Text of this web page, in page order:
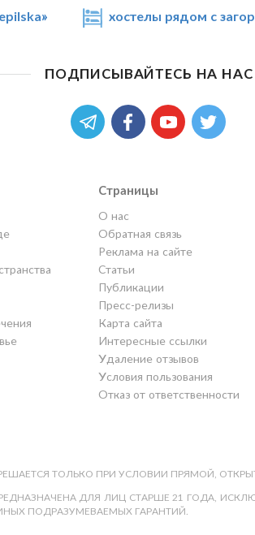
хостелы рядом с
ПОДПИСЫВАЙТЕСЬ НА НАС
Страницы
О нас
Обратная связь
Реклама на сайте
Статьи
Публикации
Пресс-релизы
Карта сайта
Интересные ссылки
Удаление отзывов
Условия пользования
Отказ от ответственности
ТОЛЬКО ПРИ УСЛОВИИ ПРЯМОЙ,
ДЛЯ ЛИЦ СТАРШЕ 21 ГОДА,
ПОДРАЗУМЕВАЕМЫХ ГАРАНТИЙ.